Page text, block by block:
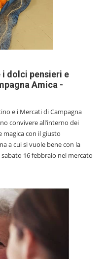
i dolci pensieri e
Amica -
e i Mercati di Campagna
convivere all’interno dei
magica con il giusto
a cui si vuole bene con la
16 febbraio nel mercato